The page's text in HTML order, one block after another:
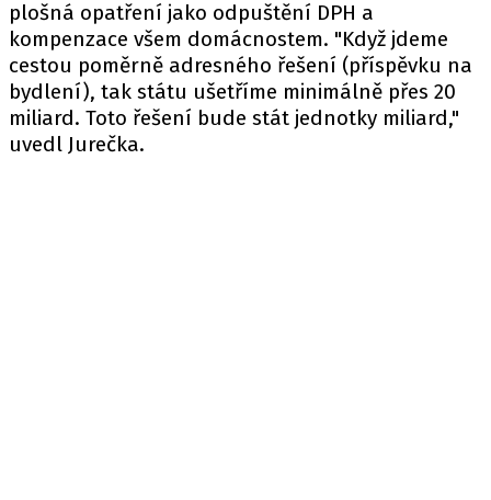
plošná opatření jako odpuštění DPH a
kompenzace všem domácnostem. "Když jdeme
cestou poměrně adresného řešení (příspěvku na
bydlení), tak státu ušetříme minimálně přes 20
miliard. Toto řešení bude stát jednotky miliard,"
uvedl Jurečka.